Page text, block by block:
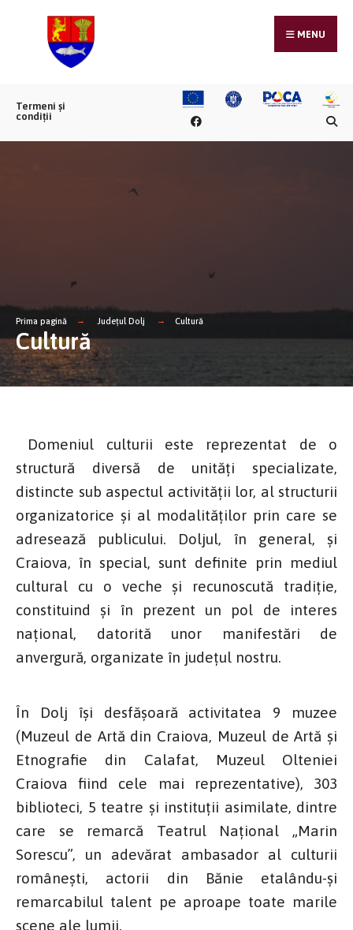
MENU
Termeni și
condiții
Prima pagină Județul Dolj Cultură
Cultură
Domeniul culturii este reprezentat de o
structură diversă de unități specializate,
distincte sub aspectul activității lor, al structurii
organizatorice și al modalităților prin care se
adresează publicului. Doljul, în general, și
Craiova, în special, sunt definite prin mediul
cultural cu o veche și recunoscută tradiție,
constituind și în prezent un pol de interes
național, datorită unor manifestări de
anvergură, organizate în județul nostru.
În Dolj își desfășoară activitatea 9 muzee
(Muzeul de Artă din Craiova, Muzeul de Artă și
Etnografie din Calafat, Muzeul Olteniei
Craiova fiind cele mai reprezentative), 303
biblioteci, 5 teatre și instituții asimilate, dintre
care se remarcă Teatrul Național „Marin
Sorescu”, un adevărat ambasador al culturii
românești, actorii din Bănie etalându-și
remarcabilul talent pe aproape toate marile
scene ale lumii.